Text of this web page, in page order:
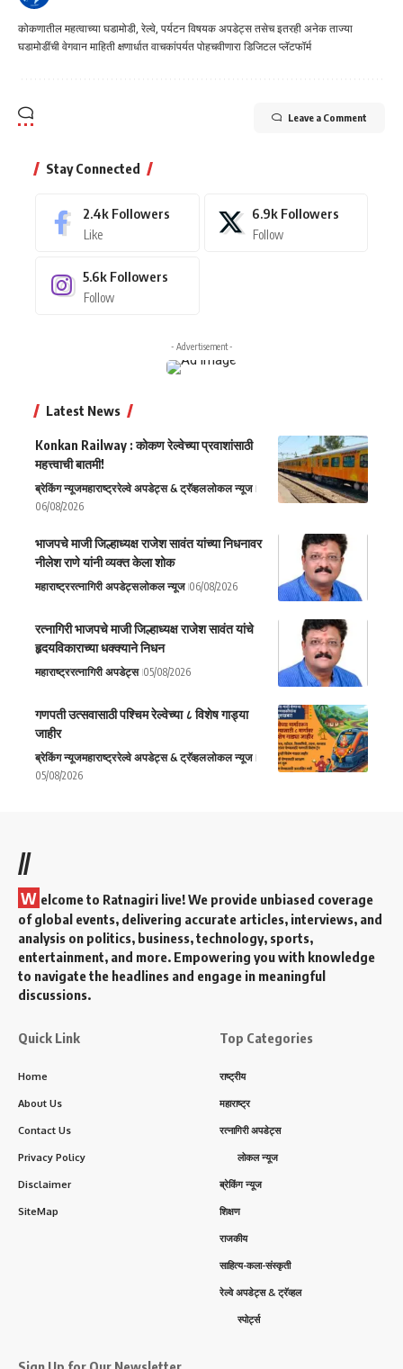
कोकणातील महत्वाच्या घडामोडी, रेल्वे, पर्यटन विषयक अपडेट्स तसेच इतरही अनेक ताज्या
घडामोडींची वेगवान माहिती क्षणार्धात वाचकांपर्यत पोहचवीणारा डिजिटल प्लॅटफॉर्म
Leave a Comment
Stay Connected
2.4k Followers
Like
6.9k Followers
Follow
5.6k Followers
Follow
- Advertisement -
Latest News
Konkan Railway : कोकण रेल्वेच्या प्रवाशांसाठी
महत्त्वाची बातमी!
ब्रेकिंग न्यूजमहाराष्ट्ररेल्वे अपडेट्स & ट्रॅव्हललोकल न्यूज
06/08/2026
भाजपचे माजी जिल्हाध्यक्ष राजेश सावंत यांच्या निधनावर
नीलेश राणे यांनी व्यक्त केला शोक
महाराष्ट्ररत्नागिरी अपडेट्सलोकल न्यूज 06/08/2026
रत्नागिरी भाजपचे माजी जिल्हाध्यक्ष राजेश सावंत यांचे
हृदयविकाराच्या धक्क्याने निधन
महाराष्ट्ररत्नागिरी अपडेट्स 05/08/2026
गणपती उत्सवासाठी पश्चिम रेल्वेच्या ८ विशेष गाड्या
जाहीर
ब्रेकिंग न्यूजमहाराष्ट्ररेल्वे अपडेट्स & ट्रॅव्हललोकल न्यूज
05/08/2026
//
W elcome to Ratnagiri live! We provide unbiased coverage
of global events, delivering accurate articles, interviews, and
analysis on politics, business, technology, sports,
entertainment, and more. Empowering you with knowledge
to navigate the headlines and engage in meaningful
discussions.
Quick Link
Home
About Us
Contact Us
Privacy Policy
Disclaimer
SiteMap
Top Categories
राष्ट्रीय
महाराष्ट्र
रत्नागिरी अपडेट्स
लोकल न्यूज
ब्रेकिंग न्यूज
शिक्षण
राजकीय
साहित्य-कला-संस्कृती
रेल्वे अपडेट्स & ट्रॅव्हल
स्पोर्ट्स